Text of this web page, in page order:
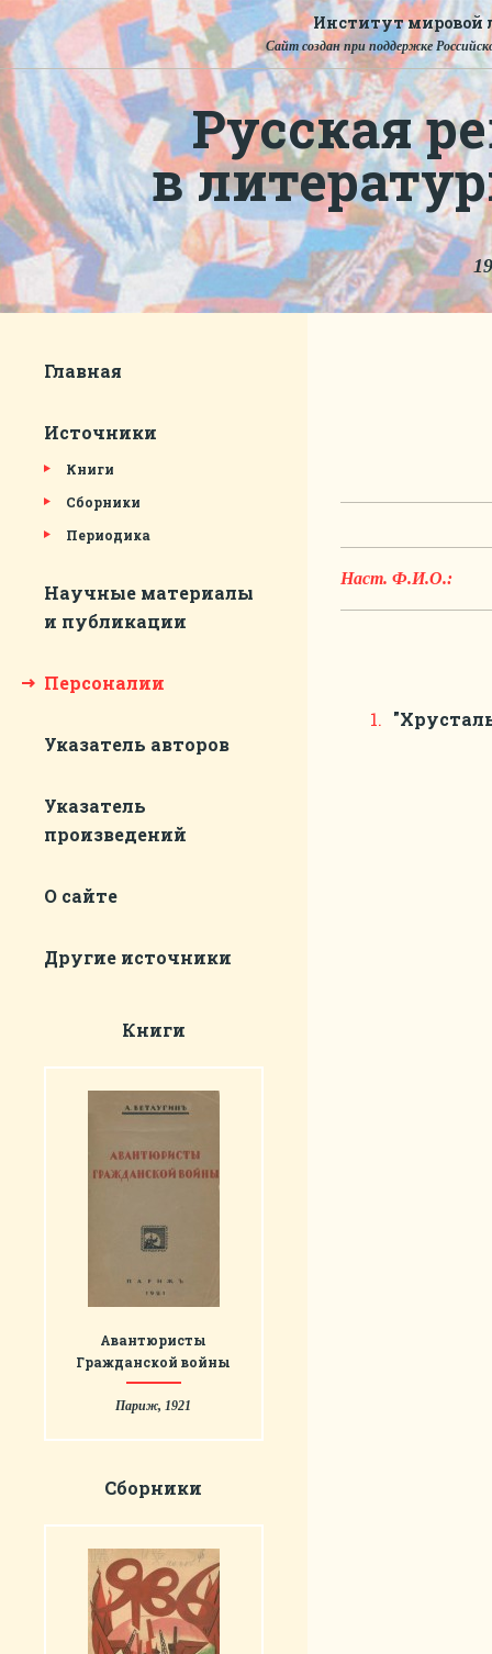
Институт мировой
Сайт создан при поддержке
Русская
в
Главная
Источники
Книги
Сборники
Периодика
Научные материалы
и публикации
Персоналии
Указатель авторов
Указатель
произведений
О сайте
Другие источники
Книги
Авантюристы
Гражданской войны
Париж, 1921
Сборники
Наст. Ф.И.О.: